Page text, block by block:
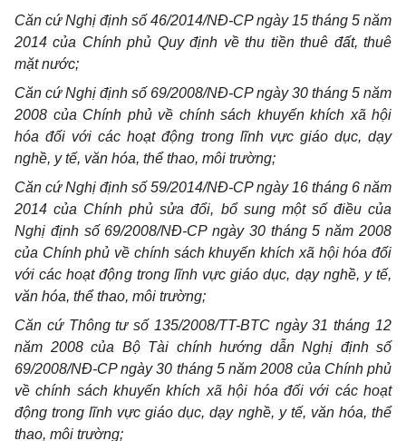
Căn cứ Nghị định số 46/2014/NĐ-CP ngày 15 tháng 5 năm
2014 của Chính phủ Quy định về thu tiền thuê đất, thuê
mặt nước;
Căn cứ Nghị định số 69/2008/NĐ-CP ngày 30 tháng 5 năm
2008 của Chính phủ về chính sách khuyến khích xã hội
hóa đối với các hoạt động trong lĩnh vực giáo dục, dạy
nghề, y tế, văn hóa, thể thao, môi trường;
Căn cứ Nghị định số 59/2014/NĐ-CP ngày 16 tháng 6 năm
2014 của Chính phủ sửa đổi, bổ sung một số điều của
Nghị định số 69/2008/NĐ-CP ngày 30 tháng 5 năm 2008
của Chính phủ về chính sách khuyến khích xã hội hóa đối
với các hoạt động trong lĩnh vực giáo dục, dạy nghề, y tế,
văn hóa, thể thao, môi trường;
Căn cứ Thông tư số 135/2008/TT-BTC ngày 31 tháng 12
năm 2008 của Bộ Tài chính hướng dẫn Nghị định số
69/2008/NĐ-CP ngày 30 tháng 5 năm 2008 của Chính phủ
về chính sách khuyến khích xã hội hóa đối với các hoạt
động trong lĩnh vực giáo dục, dạy nghề, y tế, văn hóa, thể
thao, môi trường;